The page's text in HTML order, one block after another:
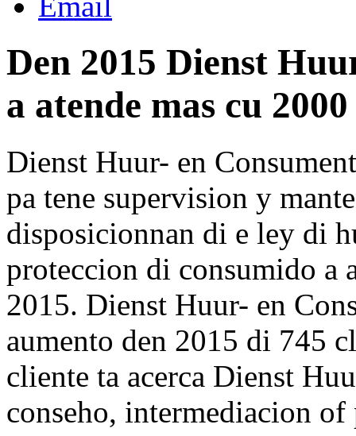
Den 2015 Dienst
a atende mas cu
Dienst Huur- en
pa tene supervision y
disposicionnan di e ley di
proteccion di consumido a
2015. Dienst Huur- en
aumento den 2015 di 745
cliente ta acerca Dienst
conseho, intermediacion